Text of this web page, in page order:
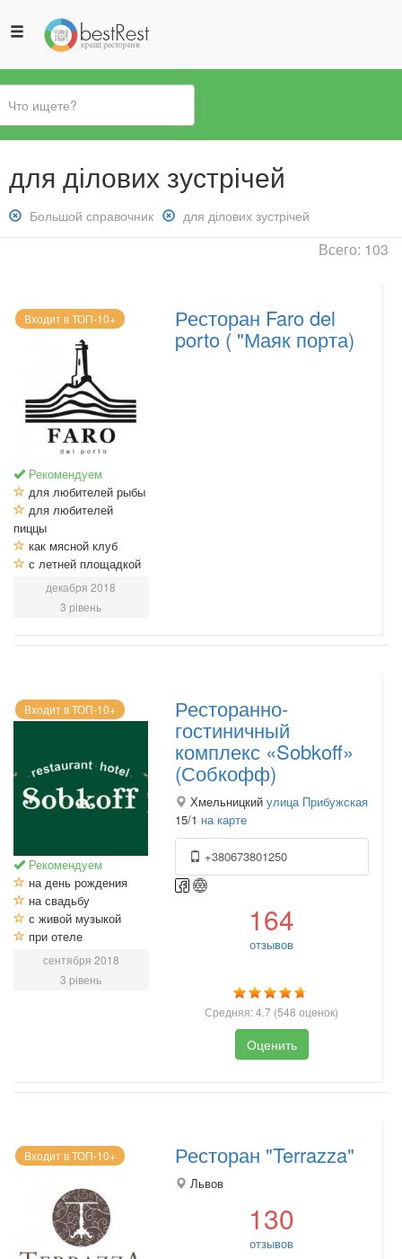
Вы
здесь
для ділових зустрічей
Снять
фильтр:
Большой справочник
Снять
фильтр:
для ділових зустрічей
Всего: 103
Входит в ТОП-10+
Рекомендуем
для любителей рыбы
для любителей
пиццы
как мясной клуб
с летней площадкой
декабря 2018
3 рівень
Ресторан Faro del
porto ( "Маяк порта)
Входит в ТОП-10+
Рекомендуем
на день рождения
на свадьбу
с живой музыкой
при отеле
сентября 2018
3 рівень
Ресторанно-
гостиничный
комплекс «Sobkoff»
(Собкофф)
Хмельницкий улица Прибужская
15/1 на карте
+380673801250
164
отзывов
Средняя:4.7 (548 оценок)
Оценить
Входит в ТОП-10+ Ресторан "Terrazza"
Львов
130
отзывов